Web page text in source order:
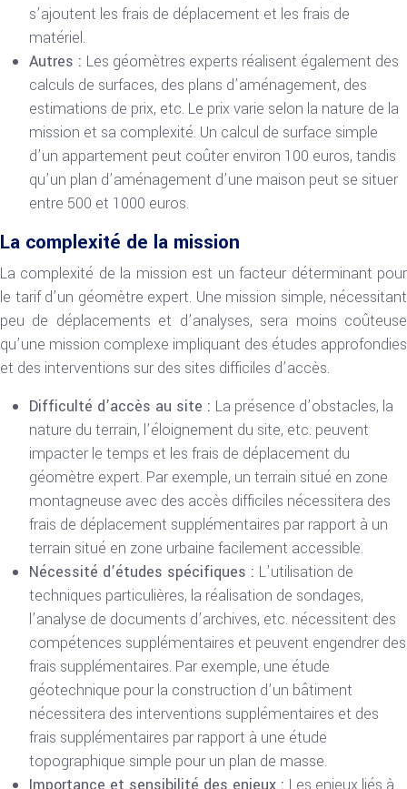
s’ajoutent les frais de déplacement et les frais de
matériel.
Autres : Les géomètres experts réalisent également des
calculs de surfaces, des plans d’aménagement, des
estimations de prix, etc. Le prix varie selon la nature de la
mission et sa complexité. Un calcul de surface simple
d’un appartement peut coûter environ 100 euros, tandis
qu’un plan d’aménagement d’une maison peut se situer
entre 500 et 1000 euros.
La complexité de la mission
La complexité de la mission est un facteur déterminant pour
le tarif d’un géomètre expert. Une mission simple, nécessitant
peu de déplacements et d’analyses, sera moins coûteuse
qu’une mission complexe impliquant des études approfondies
et des interventions sur des sites difficiles d’accès.
Difficulté d’accès au site : La présence d’obstacles, la
nature du terrain, l’éloignement du site, etc. peuvent
impacter le temps et les frais de déplacement du
géomètre expert. Par exemple, un terrain situé en zone
montagneuse avec des accès difficiles nécessitera des
frais de déplacement supplémentaires par rapport à un
terrain situé en zone urbaine facilement accessible.
Nécessité d’études spécifiques : L’utilisation de
techniques particulières, la réalisation de sondages,
l’analyse de documents d’archives, etc. nécessitent des
compétences supplémentaires et peuvent engendrer des
frais supplémentaires. Par exemple, une étude
géotechnique pour la construction d’un bâtiment
nécessitera des interventions supplémentaires et des
frais supplémentaires par rapport à une étude
topographique simple pour un plan de masse.